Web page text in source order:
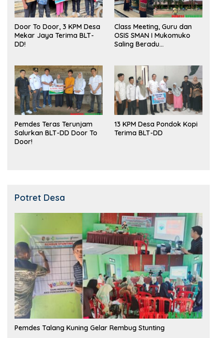
Door To Door, 3 KPM Desa
Mekar Jaya Terima BLT-
DD!
Class Meeting, Guru dan
OSIS SMAN I Mukomuko
Saling Beradu
Pemdes Teras Terunjam
Salurkan BLT-DD Door To
Door!
13 KPM Desa Pondok Kopi
Terima BLT-DD
Potret Desa
Pemdes Talang Kuning Gelar Rembug Stunting